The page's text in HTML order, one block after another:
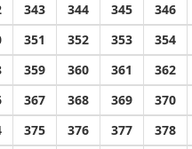
343 344 345 346
351 352 353 354
359 360 361 362
367 368 369 370
375 376 377 378